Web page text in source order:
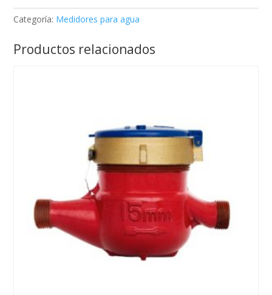
Categoría: Medidores para agua
Productos relacionados